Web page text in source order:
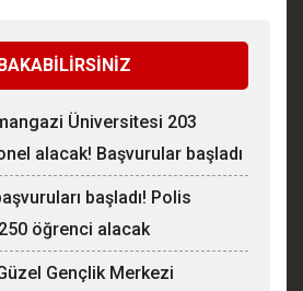
Üniversitesi 203
alacak! Başvurular başladı
başladı! Polis
öğrenci alacak
Gençlik Merkezi